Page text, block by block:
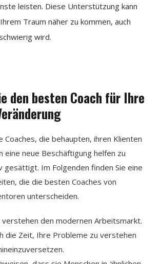
leisten. Diese Unterstützung kann
Traum näher zu kommen, auch
wird.
den besten Coach für Ihre
Coaches, die behaupten, ihren Klienten
eine neue Beschäftigung helfen zu
gesättigt. Im Folgenden finden Sie eine
die die besten Coaches von
unterscheiden.
verstehen den modernen Arbeitsmarkt.
die Zeit, Ihre Probleme zu verstehen